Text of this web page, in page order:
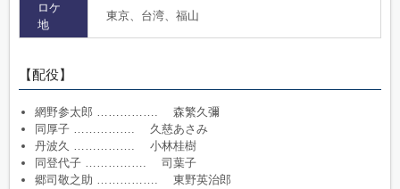
ロケ
地
東京、台湾、福山
【配役】
網野参太郎 ……………. 森繁久彌
同厚子 ……………. 久慈あさみ
丹波久 ……………. 小林桂樹
同登代子 ……………. 司葉子
郷司敬之助 ……………. 東野英治郎